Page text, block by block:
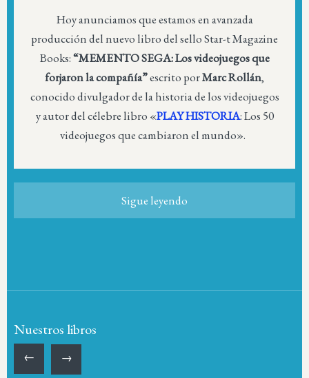
Hoy anunciamos que estamos en avanzada
producción del nuevo libro del sello Star-t Magazine
Books:“MEMENTO SEGA: Los videojuegos que
forjaron la compañía”escrito porMarc Rollán,
conocido divulgador de la historia de los videojuegos
y autor del célebre libro «PLAY HISTORIA: Los 50
videojuegos que cambiaron el mundo».
Sigue leyendo
Nuestros libros
← →